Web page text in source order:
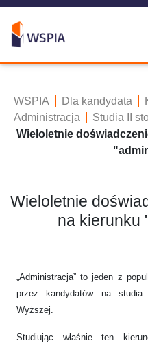
WSPIA Dla kandydata
Administracja
Studia II
Wieloletnie
Wieloletnie
na kierunku
„Administracja” to jeden z
przez kandydatów na
Wyższej.
Studiując właśnie ten